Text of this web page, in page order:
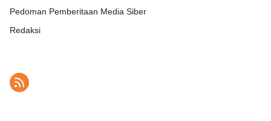
Pedoman Pemberitaan Media Siber
Redaksi